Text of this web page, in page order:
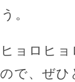
。
ョロヒ
で、ぜ